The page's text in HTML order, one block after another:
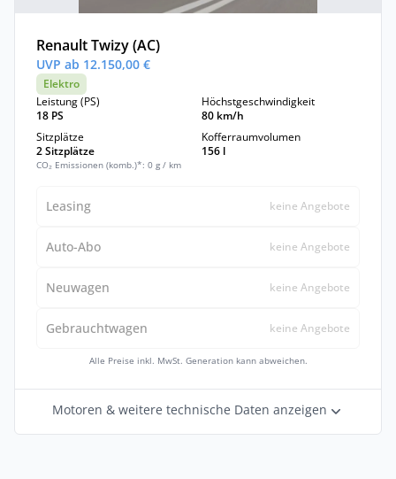
Renault Twizy (AC)
UVP ab 12.150,00 €
Elektro
Leistung (PS)
18 PS
Höchstgeschwindigkeit
80 km/h
Sitzplätze
2 Sitzplätze
Kofferraumvolumen
156 l
CO₂ Emissionen (komb.)*: 0 g / km
Leasing keine Angebote
Auto-Abo keine Angebote
Neuwagen keine Angebote
Gebrauchtwagen keine Angebote
Alle Preise inkl. MwSt. Generation kann abweichen.
Motoren & weitere technische Daten anzeigen